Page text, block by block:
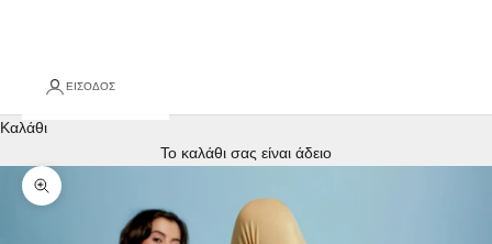
ΕΊΣΟΔΟΣ
Καλάθι
Το καλάθι σας είναι άδειο
Μεγέθυνση